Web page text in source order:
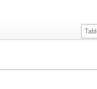
S
u
e